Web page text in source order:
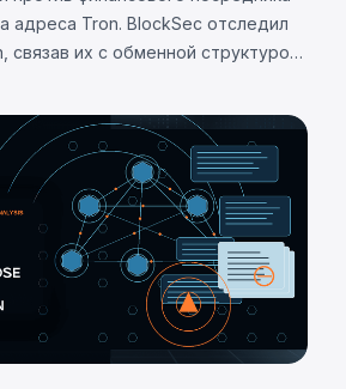
терроризма
адреса Tron. BlockSec отследил
связав их с обменной структурой,